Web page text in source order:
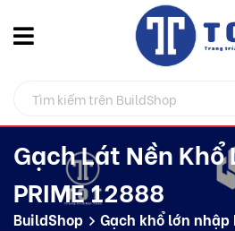
Gạch Lát Nền
PRIME 12888
BuildShop Gạch khổ lớn nhập